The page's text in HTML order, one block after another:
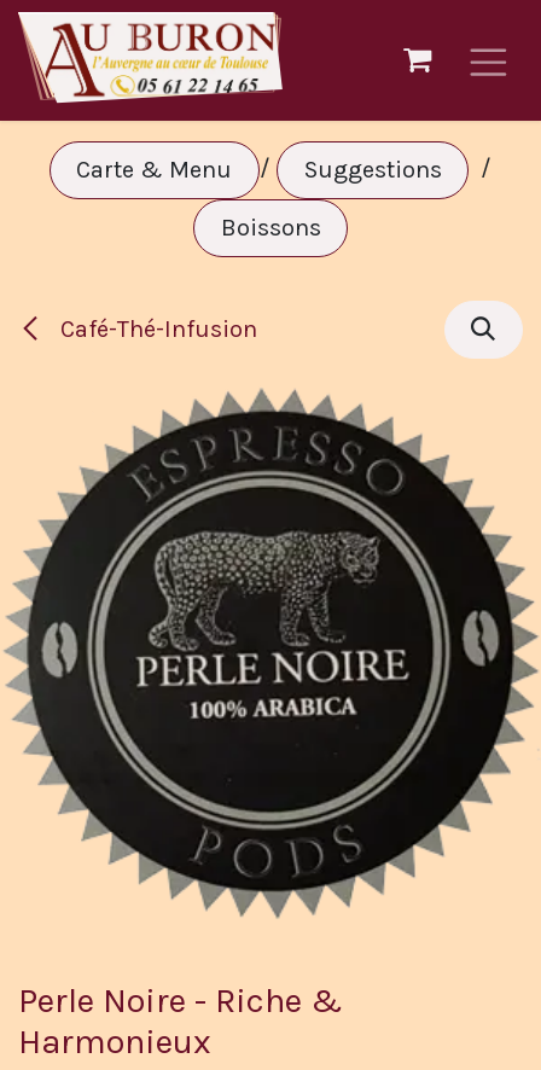
Se rendre au contenu
Carte & Menu / Suggestions /
Boissons
Café-Thé-Infusion
Perle Noire - Riche &
Harmonieux